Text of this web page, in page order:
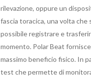
rilevazione, oppure un
fascia toracica, una volta che
possibile registrare e
momento. Polar Beat
massimo beneficio fisico. In
test che permette di